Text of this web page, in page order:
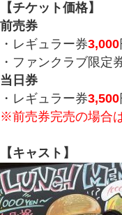
【チケット価格】
前売券
・レギュラー券3,000
・ファンクラブ限定
当日券
・レギュラー券3,500
※前売券完売の場合
【キャスト】